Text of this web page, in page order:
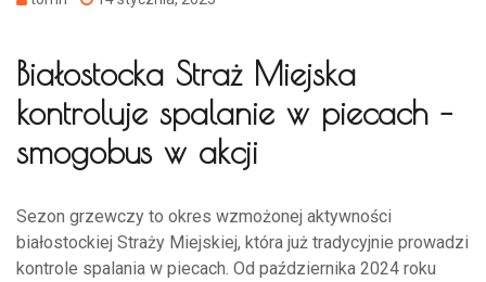
Białostocka Straż Miejska
kontroluje spalanie w piecach –
smogobus w akcji
Sezon grzewczy to okres wzmożonej aktywności
białostockiej Straży Miejskiej, która już tradycyjnie prowadzi
kontrole spalania w piecach. Od października 2024 roku